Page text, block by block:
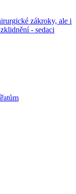
zákroky, ale i
- sedaci